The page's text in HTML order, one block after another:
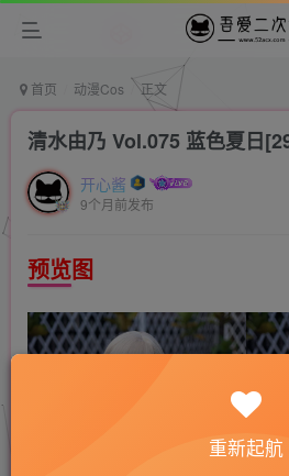
首页 动漫Cos 正文
清水由乃 Vol.075 蓝色夏日
开心酱
9个月前发布
预览图
重新起航